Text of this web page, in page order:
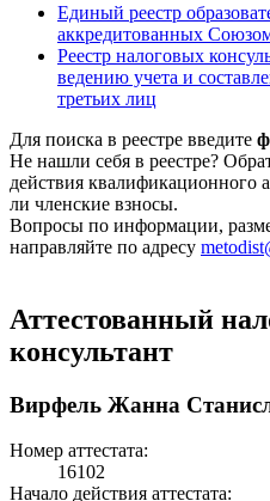
Единый реестр
аккредитованных
Реестр налоговых
ведению учета и
третьих лиц
Для поиска в реестре введите
Не нашли себя в реестре?
действия квалификационного
ли членские взносы.
Вопросы по информации,
направляйте по адресу
Аттестованный
консультант
Вирфель Жанна
Номер аттестата:
16102
Начало действия аттестата: